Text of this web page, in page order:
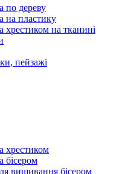
по дереву
на пластику
на тканині
пейзажі
хрестиком
бісером
вишивання бісером